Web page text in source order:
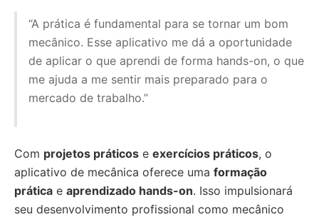
“A prática é fundamental para se tornar um bom
mecânico. Esse aplicativo me dá a oportunidade
de aplicar o que aprendi de forma hands-on, o que
me ajuda a me sentir mais preparado para o
mercado de trabalho.”
Com projetos práticos e exercícios práticos, o
aplicativo de mecânica oferece uma formação
prática e aprendizado hands-on. Isso impulsionará
seu desenvolvimento profissional como mecânico